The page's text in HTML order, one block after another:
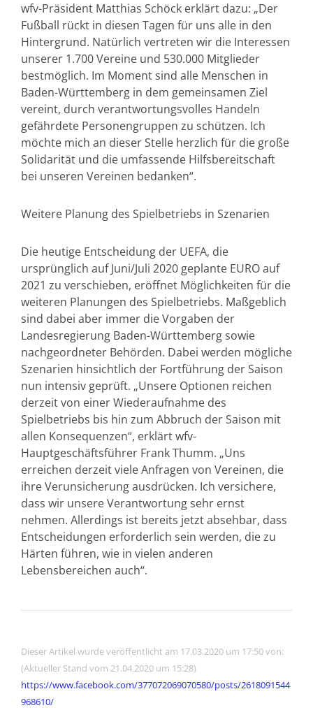
wfv-Präsident Matthias Schöck erklärt dazu: „Der
Fußball rückt in diesen Tagen für uns alle in den
Hintergrund. Natürlich vertreten wir die Interessen
unserer 1.700 Vereine und 530.000 Mitglieder
bestmöglich. Im Moment sind alle Menschen in
Baden-Württemberg in dem gemeinsamen Ziel
vereint, durch verantwortungsvolles Handeln
gefährdete Personengruppen zu schützen. Ich
möchte mich an dieser Stelle herzlich für die große
Solidarität und die umfassende Hilfsbereitschaft
bei unseren Vereinen bedanken“.
Weitere Planung des Spielbetriebs in Szenarien
Die heutige Entscheidung der UEFA, die
ursprünglich auf Juni/Juli 2020 geplante EURO auf
2021 zu verschieben, eröffnet Möglichkeiten für die
weiteren Planungen des Spielbetriebs. Maßgeblich
sind dabei aber immer die Vorgaben der
Landesregierung Baden-Württemberg sowie
nachgeordneter Behörden. Dabei werden mögliche
Szenarien hinsichtlich der Fortführung der Saison
nun intensiv geprüft. „Unsere Optionen reichen
derzeit von einer Wiederaufnahme des
Spielbetriebs bis hin zum Abbruch der Saison mit
allen Konsequenzen“, erklärt wfv-
Hauptgeschäftsführer Frank Thumm. „Uns
erreichen derzeit viele Anfragen von Vereinen, die
ihre Verunsicherung ausdrücken. Ich versichere,
dass wir unsere Verantwortung sehr ernst
nehmen. Allerdings ist bereits jetzt absehbar, dass
Entscheidungen erforderlich sein werden, die zu
Härten führen, wie in vielen anderen
Lebensbereichen auch“.
Dieser Artikel wurde veröffentlicht am 17.03.2020 um 17:50 von:
(Aktueller Stand vom 21.04.2020 um 15:28)
https://www.facebook.com/377072069070580/posts/2618091544
968610/